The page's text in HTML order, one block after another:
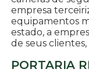
empresa
equipamentos
estado, a
de seus
PORTARIA